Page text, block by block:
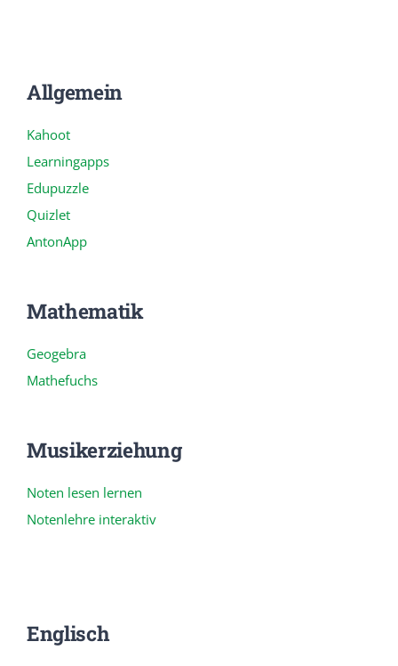
Links
Allgemein
Kahoot
Learningapps
Edupuzzle
Quizlet
AntonApp
Mathematik
Geogebra
Mathefuchs
Musikerziehung
Noten lesen lernen
Notenlehre interaktiv
Englisch